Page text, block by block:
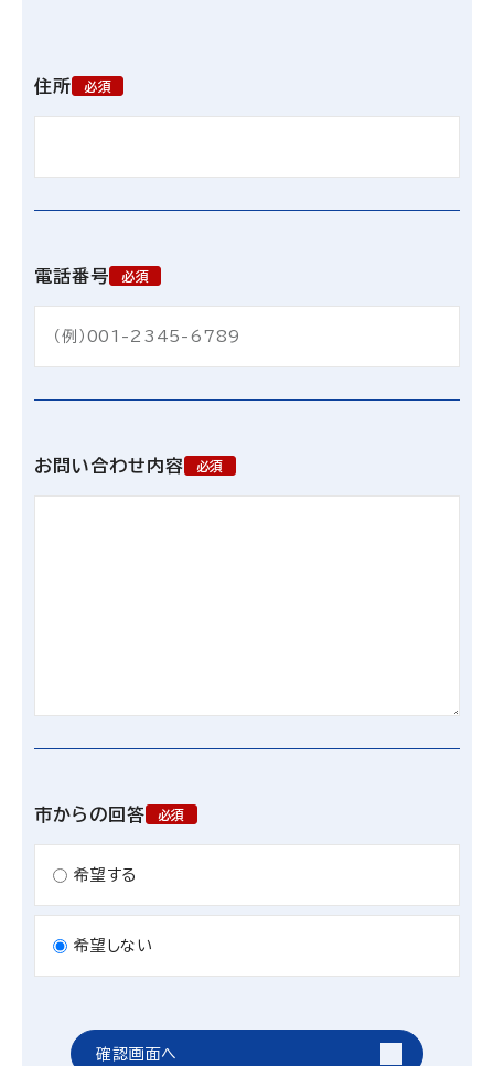
住所 必須
電話番号 必須
お問い合わせ内容 必須
市からの回答 必須
希望する
希望しない
確認画面へ